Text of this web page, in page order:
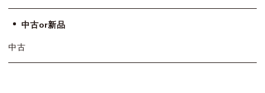
中古or新品
中古